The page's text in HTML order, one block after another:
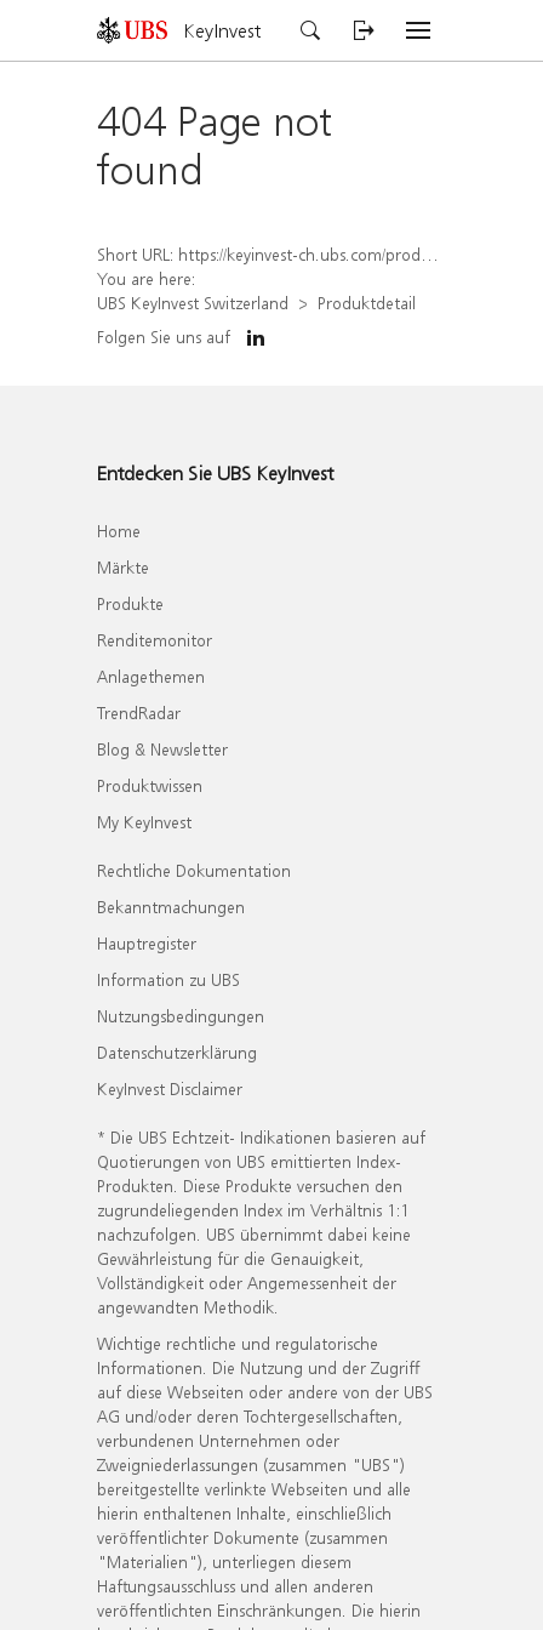
KeyInvest
404 Page not
found
Short URL: https://keyinvest-ch.ubs.com/produkt/detail/index/isin/CH1563452908
You are here:
UBS KeyInvest Switzerland
Produktdetail
Folgen Sie uns auf
Entdecken Sie UBS KeyInvest
Home
Märkte
Produkte
Renditemonitor
Anlagethemen
TrendRadar
Blog & Newsletter
Produktwissen
My KeyInvest
Rechtliche Dokumentation
Bekanntmachungen
Hauptregister
Information zu UBS
Nutzungsbedingungen
Datenschutzerklärung
KeyInvest Disclaimer
* Die UBS Echtzeit- Indikationen basieren auf
Quotierungen von UBS emittierten Index-
Produkten. Diese Produkte versuchen den
zugrundeliegenden Index im Verhältnis 1:1
nachzufolgen. UBS übernimmt dabei keine
Gewährleistung für die Genauigkeit,
Vollständigkeit oder Angemessenheit der
angewandten Methodik.
Wichtige rechtliche und regulatorische
Informationen. Die Nutzung und der Zugriff
auf diese Webseiten oder andere von der UBS
AG und/oder deren Tochtergesellschaften,
verbundenen Unternehmen oder
Zweigniederlassungen (zusammen "UBS")
bereitgestellte verlinkte Webseiten und alle
hierin enthaltenen Inhalte, einschließlich
veröffentlichter Dokumente (zusammen
"Materialien"), unterliegen diesem
Haftungsausschluss und allen anderen
veröffentlichten Einschränkungen. Die hierin